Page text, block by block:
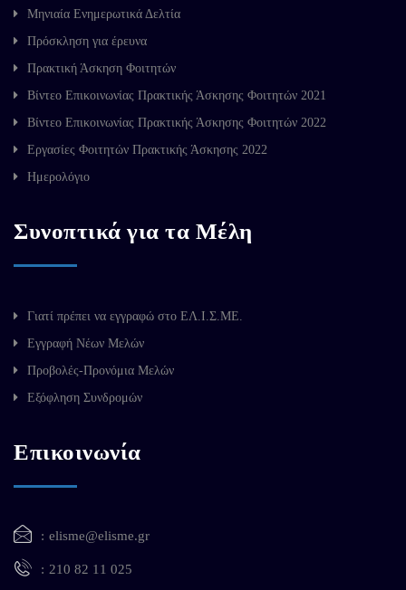
Μηνιαία Ενημερωτικά Δελτία
Πρόσκληση για έρευνα
Πρακτική Άσκηση Φοιτητών
Βίντεο Επικοινωνίας Πρακτικής Άσκησης Φοιτητών 2021
Βίντεο Επικοινωνίας Πρακτικής Άσκησης Φοιτητών 2022
Εργασίες Φοιτητών Πρακτικής Άσκησης 2022
Ημερολόγιο
Συνοπτικά για τα Μέλη
Γιατί πρέπει να εγγραφώ στο ΕΛ.Ι.Σ.ΜΕ.
Εγγραφή Νέων Μελών
Προβολές-Προνόμια Μελών
Εξόφληση Συνδρομών
Επικοινωνία
elisme@elisme.gr
210 82 11 025